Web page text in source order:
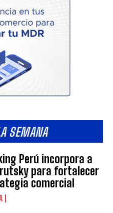
SEMANA
Perú incorpora a
para fortalecer
comercial